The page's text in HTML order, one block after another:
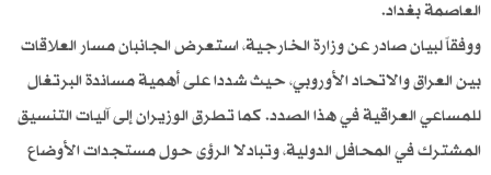
العاصمة بغداد.
ووفقاً لبيان صادر عن وزارة الخارجية، استعرض الجانبان مسار العلاقات
بين العراق والاتحاد الأوروبي، حيث شددا على أهمية مساندة البرتغال
للمساعي العراقية في هذا الصدد. كما تطرق الوزيران إلى آليات التنسيق
المشترك في المحافل الدولية، وتبادلا الرؤى حول مستجدات الأوضاع